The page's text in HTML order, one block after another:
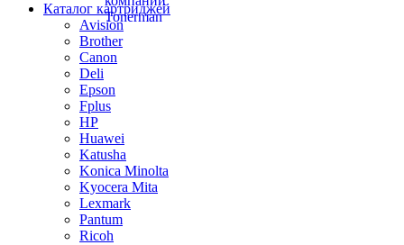
Каталог картриджей
Avision
Brother
Canon
Deli
Epson
Fplus
HP
Huawei
Katusha
Konica Minolta
Kyocera Mita
Lexmark
Pantum
Ricoh